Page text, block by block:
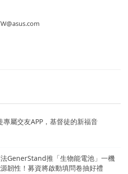
專屬交友APP，基督徒的新福音
GenerStand推「生物能電池」一機
韌性！募資將啟動填問卷抽好禮